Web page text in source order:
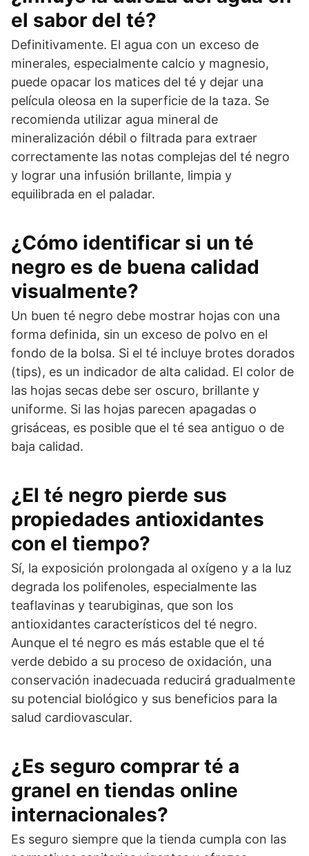
el sabor del té?
Definitivamente. El agua con un exceso de
minerales, especialmente calcio y magnesio,
puede opacar los matices del té y dejar una
película oleosa en la superficie de la taza. Se
recomienda utilizar agua mineral de
mineralización débil o filtrada para extraer
correctamente las notas complejas del té negro
y lograr una infusión brillante, limpia y
equilibrada en el paladar.
¿Cómo identificar si un té
negro es de buena calidad
visualmente?
Un buen té negro debe mostrar hojas con una
forma definida, sin un exceso de polvo en el
fondo de la bolsa. Si el té incluye brotes dorados
(tips), es un indicador de alta calidad. El color de
las hojas secas debe ser oscuro, brillante y
uniforme. Si las hojas parecen apagadas o
grisáceas, es posible que el té sea antiguo o de
baja calidad.
¿El té negro pierde sus
propiedades antioxidantes
con el tiempo?
Sí, la exposición prolongada al oxígeno y a la luz
degrada los polifenoles, especialmente las
teaflavinas y tearubiginas, que son los
antioxidantes característicos del té negro.
Aunque el té negro es más estable que el té
verde debido a su proceso de oxidación, una
conservación inadecuada reducirá gradualmente
su potencial biológico y sus beneficios para la
salud cardiovascular.
¿Es seguro comprar té a
granel en tiendas online
internacionales?
Es seguro siempre que la tienda cumpla con las